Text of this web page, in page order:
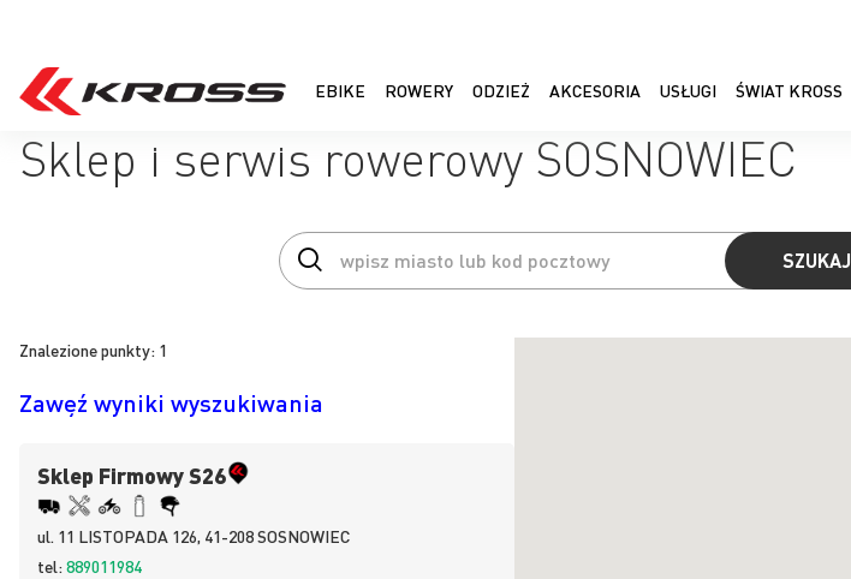
EBIKE ROWERY ODZIEŻ AKCESORIA USŁUGI ŚWIAT KROSS
Sklep i serwis rowerowy SOSNOWIEC
SZUKAJ
Znalezione punkty: 1
Zawęź wyniki wyszukiwania
Sklep Firmowy S26
ul. 11 LISTOPADA 126, 41-208SOSNOWIEC
tel:889011984